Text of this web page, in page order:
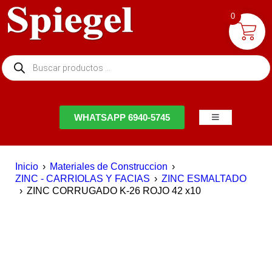
WHATSAPP 6940-5745
Inicio › Materiales de Construccion ›
ZINC - CARRIOLAS Y FACIAS › ZINC ESMALTADO
› ZINC CORRUGADO K-26 ROJO 42 x10
0